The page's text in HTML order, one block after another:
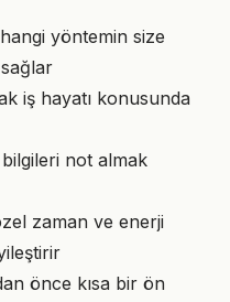
yöntemin size
iş hayatı konusunda
not almak
zaman ve enerji
önce kısa bir ön